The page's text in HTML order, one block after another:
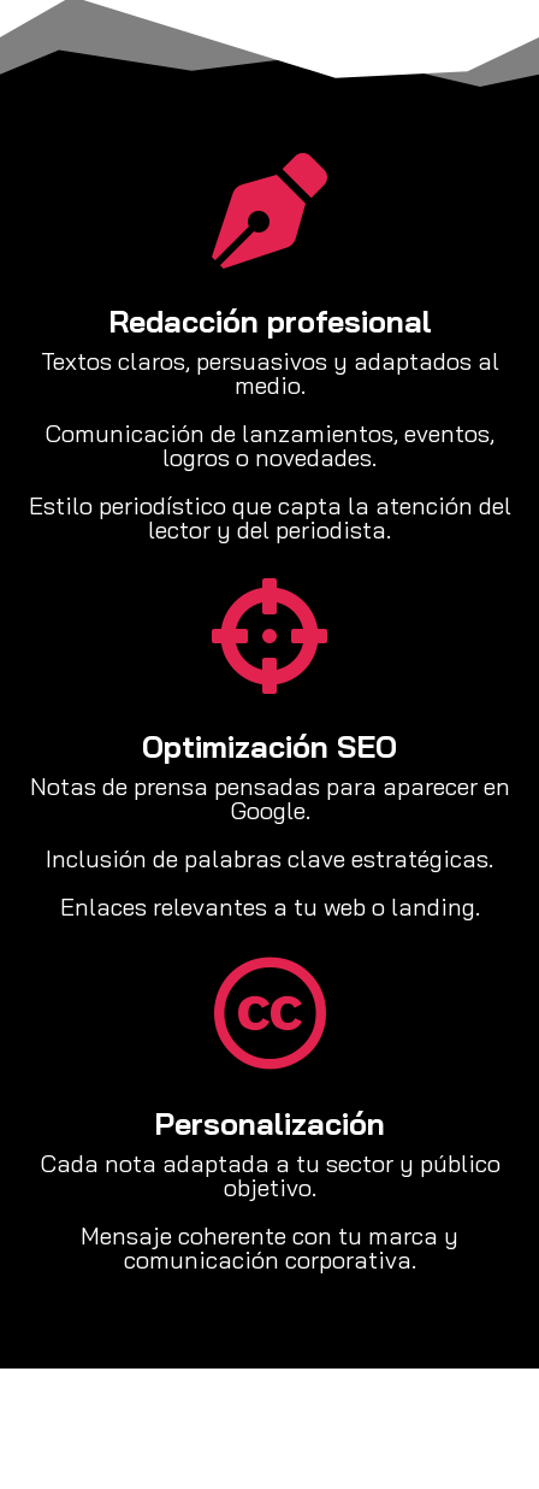

Redacción profesional
Textos claros, persuasivos y adaptados al
medio.
Comunicación de lanzamientos, eventos,
logros o novedades.
Estilo periodístico que capta la atención del
lector y del periodista.

Optimización SEO
Notas de prensa pensadas para aparecer en
Google.
Inclusión de palabras clave estratégicas.
Enlaces relevantes a tu web o landing.

Personalización
Cada nota adaptada a tu sector y público
objetivo.
Mensaje coherente con tu marca y
comunicación corporativa.